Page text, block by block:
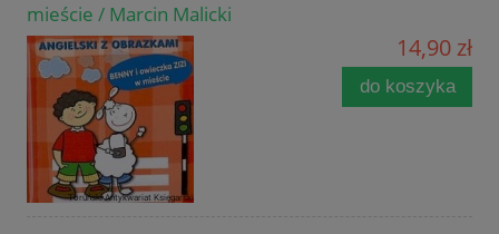
mieście / Marcin Malicki
14,90 zł
do koszyka